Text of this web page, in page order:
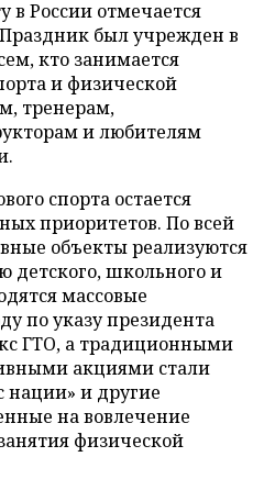
в России отмечается
был учрежден в
кто занимается
и физической
тренерам,
и любителям
спорта остается
приоритетов. По всей
объекты реализуются
детского, школьного и
массовые
по указу президента
ГТО, а традиционными
акциями стали
нации» и другие
на вовлечение
физической